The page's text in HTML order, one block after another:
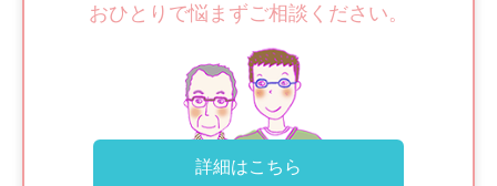
おひとりで悩まずご相談ください。
詳細はこちら